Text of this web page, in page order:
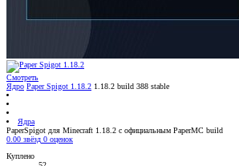
Смотреть
Ядро Paper Spigot 1.18.2 1.18.2 build 388 stable
Ядра
PaperSpigot для Minecraft 1.18.2 с официальным PaperMC build
0.00 звёзд 0 оценок
Куплено